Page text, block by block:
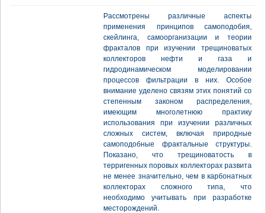
Рассмотрены различные аспекты
применения принципов самоподобия,
скейлинга, самоорганизации и теории
фракталов при изучении трещиноватых
коллекторов нефти и газа и
гидродинамическом моделировании
процессов фильтрации в них. Особое
внимание уделено связям этих понятий со
степенным законом распределения,
имеющим многолетнюю практику
использования при изучении различных
сложных систем, включая природные
самоподобные фрактальные структуры.
Показано, что трещиноватость в
терригенных поровых коллекторах развита
не менее значительно, чем в карбонатных
коллекторах сложного типа, что
необходимо учитывать при разработке
месторождений.